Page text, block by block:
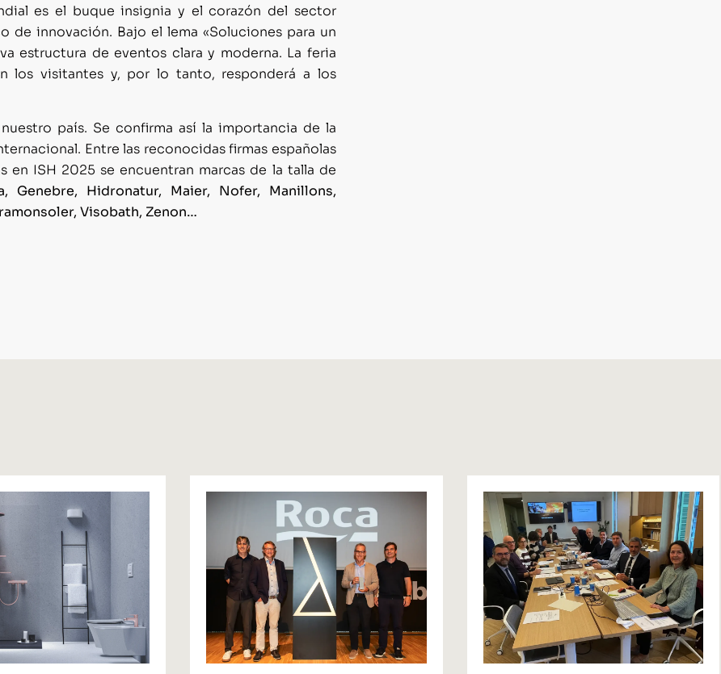
es el buque insignia y el corazón del sector
innovación. Bajo el lema «Soluciones para un
estructura de eventos clara y moderna. La feria
los visitantes y, por lo tanto, responderá a los
país. Se confirma así la importancia de la
Entre las reconocidas firmas españolas
en ISH 2025 se encuentran marcas de la talla de
Genebre, Hidronatur, Maier, Nofer, Manillons,
Visobath, Zenon…